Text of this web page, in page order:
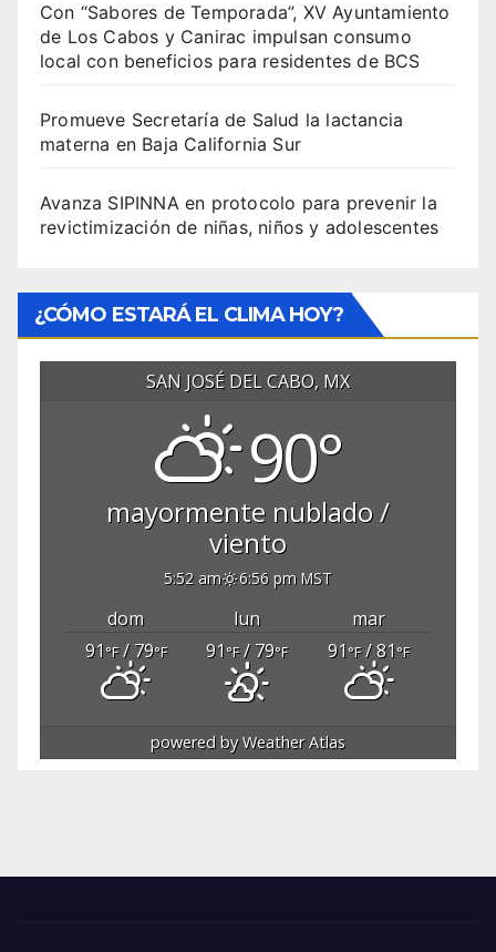
Con “Sabores de Temporada”, XV Ayuntamiento
de Los Cabos y Canirac impulsan consumo
local con beneficios para residentes de BCS
Promueve Secretaría de Salud la lactancia
materna en Baja California Sur
Avanza SIPINNA en protocolo para prevenir la
revictimización de niñas, niños y adolescentes
¿CÓMO ESTARÁ EL CLIMA HOY?
SAN JOSÉ DEL CABO, MX
90°
mayormente nublado /
viento
5:52 am 6:56 pm MST
dom lun
mar
91°F/ 79°F 91°F/ 79°F 91°F/ 81°F
powered byWeather Atlas